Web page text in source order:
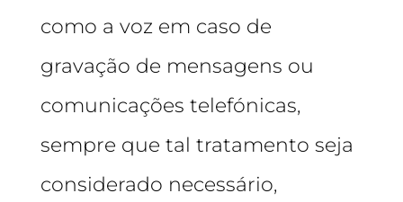
como a voz em caso de
gravação de mensagens ou
comunicações telefónicas,
sempre que tal tratamento seja
considerado necessário,